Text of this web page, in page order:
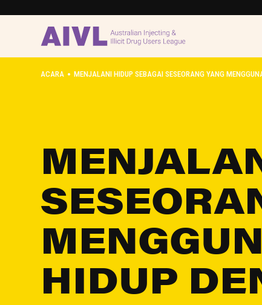
ACARA • MENJALANI HIDUP SEBAGAI SESEORANG YANG
HIDUP